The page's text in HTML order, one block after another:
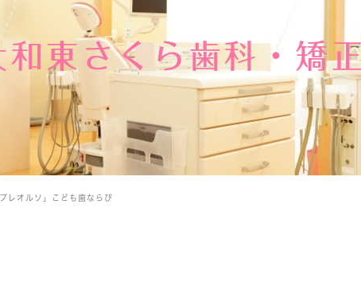
和東さくら歯科・矯
プレオルソ」こども歯ならび